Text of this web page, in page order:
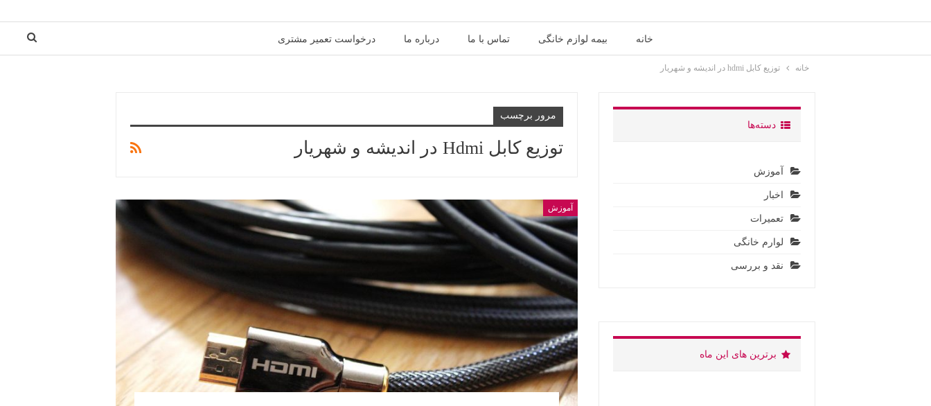
خانه بیمه لوازم خانگی تماس با ما درباره ما درخواست تعمیر مشتری
خانه توزیع کابل hdmi در اندیشه و شهریار
مرور برچسب
توزیع کابل Hdmi در اندیشه و شهریار
آموزش
دسته‌ها
آموزش
اخبار
تعمیرات
لوارم خانگی
نقد و بررسی
برترین های این ماه